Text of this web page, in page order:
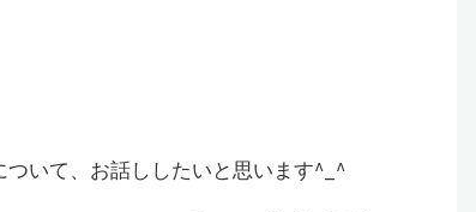
いて、お話ししたいと思います^_^